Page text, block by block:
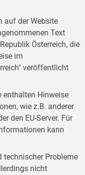
auf der Website
Text
Österreich, die
im
veröffentlicht
enthalten Hinweise
wie z.B. anderer
den EU-Server. Für
kann
technischer Probleme
nicht